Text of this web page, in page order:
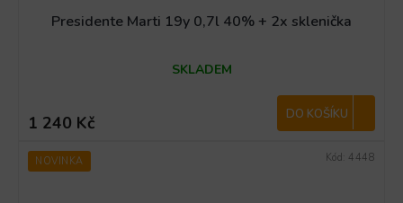
Presidente Marti 19y 0,7l 40% + 2x sklenička
SKLADEM
1 240 Kč DO KOŠÍKU
NOVINKA Kód: 4448